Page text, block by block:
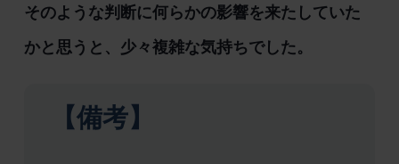
そのような判断に何らかの影響を来たしていた
かと思うと、少々複雑な気持ちでした。
【備考】